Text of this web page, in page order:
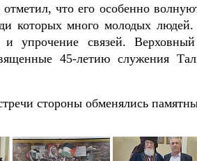
что его особенно
которых много молодых
и упрочение связей.
45-летию служения
стороны обменялись